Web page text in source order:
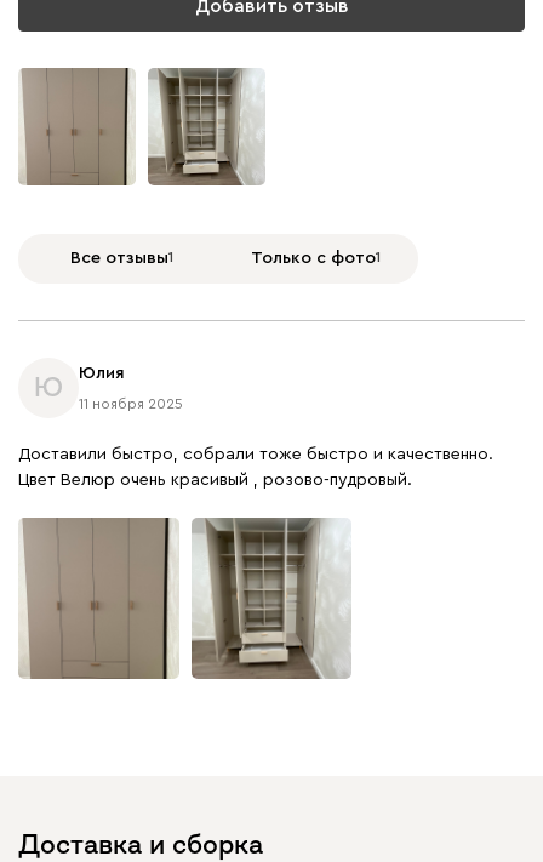
Добавить отзыв
Все отзывы1 Только с фото1
Ю
Юлия
11 ноября 2025
Доставили быстро, собрали тоже быстро и качественно.
Цвет Велюр очень красивый , розово-пудровый.
Доставка и сборка